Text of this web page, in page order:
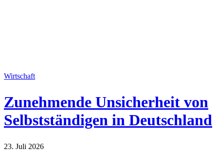
Wirtschaft
Zunehmende Unsicherheit von
Selbstständigen in Deutschland
23. Juli 2026